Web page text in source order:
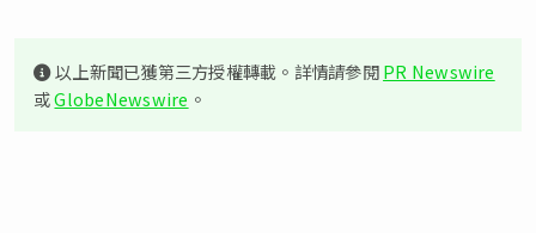
以上新聞已獲第三方授權轉載。詳情請參閱PR Newswire
或GlobeNewswire 。